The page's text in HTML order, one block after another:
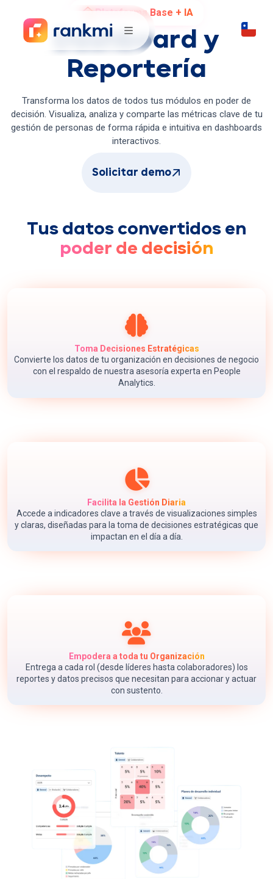
Plataforma Base + IA
Dashboard y
Reportería
Transforma los datos de todos tus módulos en poder de
decisión. Visualiza, analiza y comparte las métricas clave de tu
gestión de personas de forma rápida e intuitiva en dashboards
interactivos.
Solicitar demo
Tus datos convertidos en
poder de decisión
Toma Decisiones Estratégicas
Convierte los datos de tu organización en decisiones de negocio
con el respaldo de nuestra asesoría experta en People
Analytics.
Facilita la Gestión Diaria
Accede a indicadores clave a través de visualizaciones simples
y claras, diseñadas para la toma de decisiones estratégicas que
impactan en el día a día.
Empodera a toda tu Organización
Entrega a cada rol (desde líderes hasta colaboradores) los
reportes y datos precisos que necesitan para accionar y actuar
con sustento.